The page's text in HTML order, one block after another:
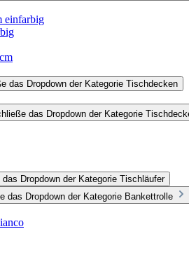
einfarbig
das Dropdown der Kategorie Tischdecken
das Dropdown der Kategorie
Dropdown der Kategorie Tischläufer
das Dropdown der Kategorie Bankettrolle